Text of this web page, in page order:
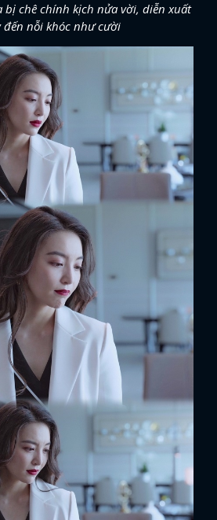
bị chê chính kịch nửa vời, diễn xuất
đến nỗi khóc như cười